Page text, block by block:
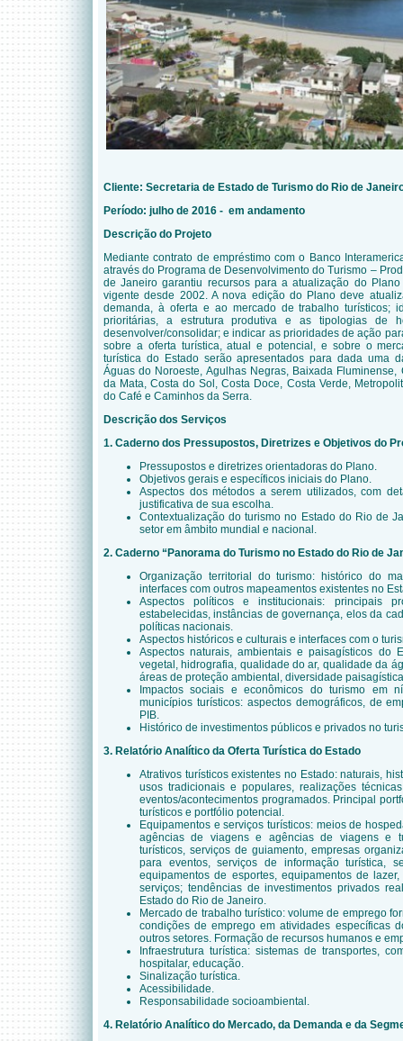
Cliente: Secretaria de Estado de Turismo do Rio de
Período: julho de 2016 - em andamento
Descrição do Projeto
Mediante contrato de empréstimo com o Banco
através do Programa de Desenvolvimento do Turismo –
de Janeiro garantiu recursos para a atualização do
vigente desde 2002. A nova edição do Plano deve
demanda, à oferta e ao mercado de trabalho turísticos;
prioritárias, a estrutura produtiva e as tipologias de
desenvolver/consolidar; e indicar as prioridades de ação
sobre a oferta turística, atual e potencial, e sobre o
turística do Estado serão apresentados para dada uma
Águas do Noroeste, Agulhas Negras, Baixada
da Mata, Costa do Sol, Costa Doce, Costa Verde,
do Café e Caminhos da Serra.
Descrição dos Serviços
1. Caderno dos Pressupostos, Diretrizes e Objetivos do
Pressupostos e diretrizes orientadoras do Plano.
Objetivos gerais e específicos iniciais do Plano.
Aspectos dos métodos a serem utilizados, com
justificativa de sua escolha.
Contextualização do turismo no Estado do Rio de
setor em âmbito mundial e nacional.
2. Caderno “Panorama do Turismo no Estado do Rio de
Organização territorial do turismo: histórico do
interfaces com outros mapeamentos existentes no
Aspectos políticos e institucionais: principais
estabelecidas, instâncias de governança, elos da
políticas nacionais.
Aspectos históricos e culturais e interfaces com o
Aspectos naturais, ambientais e paisagísticos do
vegetal, hidrografia, qualidade do ar, qualidade da
áreas de proteção ambiental, diversidade
Impactos sociais e econômicos do turismo em
municípios turísticos: aspectos demográficos, de
PIB.
Histórico de investimentos públicos e privados no
3. Relatório Analítico da Oferta Turística do Estado
Atrativos turísticos existentes no Estado: naturais,
usos tradicionais e populares, realizações
eventos/acontecimentos programados. Principal
turísticos e portfólio potencial.
Equipamentos e serviços turísticos: meios de
agências de viagens e agências de viagens e
turísticos, serviços de guiamento, empresas
para eventos, serviços de informação turística,
equipamentos de esportes, equipamentos de
serviços; tendências de investimentos privados
Estado do Rio de Janeiro.
Mercado de trabalho turístico: volume de emprego
condições de emprego em atividades específicas
outros setores. Formação de recursos humanos e
Infraestrutura turística: sistemas de transportes,
hospitalar, educação.
Sinalização turística.
Acessibilidade.
Responsabilidade socioambiental.
4. Relatório Analítico do Mercado, da Demanda e da